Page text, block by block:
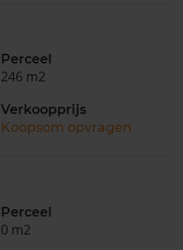
Perceel
246 m2
Verkoopprijs
Koopsom opvragen
Perceel
0 m2